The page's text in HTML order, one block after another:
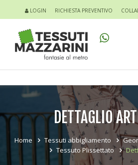
LOGIN RICHIESTA PREVENTIVO
DETTAGLIO
Home Tessuti abbigliamento
Tessuto Plissettato